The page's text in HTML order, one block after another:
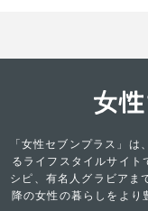
「女性セブンプラス」
るライフスタイルサイト
シピ、有名人グラビアま
降の女性の暮らしをより